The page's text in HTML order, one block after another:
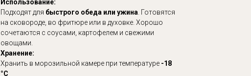
Использование:
Подходят для быстрого обеда или ужина. Готовятся
на сковороде, во фритюре или в духовке. Хорошо
сочетаются с соусами, картофелем и свежими
овощами.
Хранение:
Хранить в морозильной камере при температуре -18
°C